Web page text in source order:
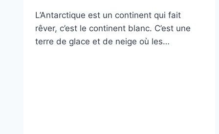
L’Antarctique est un continent qui fait
rêver, c’est le continent blanc. C’est une
terre de glace et de neige où les…